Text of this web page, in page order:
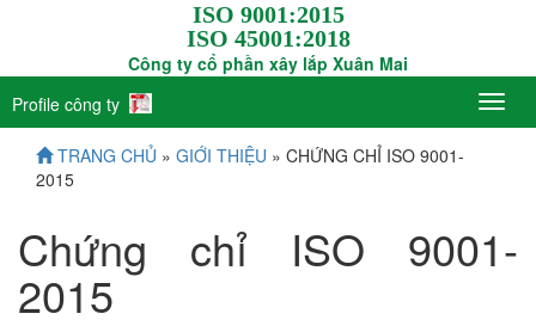
ISO 9001:2015
ISO 45001:2018
Công ty cổ phần xây lắp Xuân Mai
Profile công ty
TRANG CHỦ » GIỚI THIỆU » CHỨNG CHỈ ISO 9001-
2015
Chứng chỉ ISO 9001-
2015